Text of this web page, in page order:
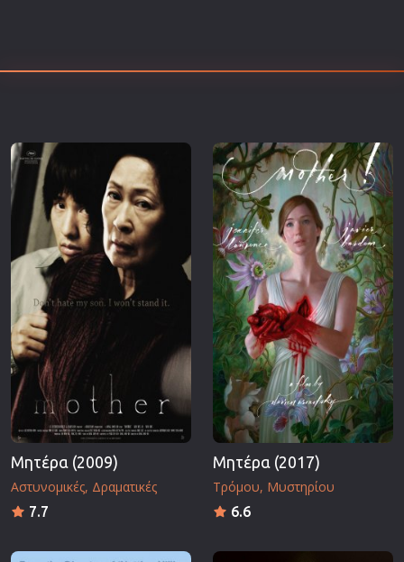
Ερωτικές
Θρίλερ
Ιστορικές
Καταστροφής
Κλασσικές
Μητέρα (2009)
Αστυνομικές Δραματικές
7.7
Μητέρα (2017)
Τρόμου Μυστηρίου
6.6